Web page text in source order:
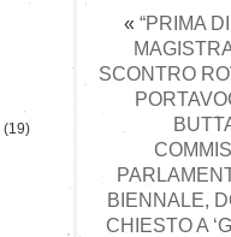
« “PRIMA
SCONTRO
BIENNALE,
CHIESTO A
(19)